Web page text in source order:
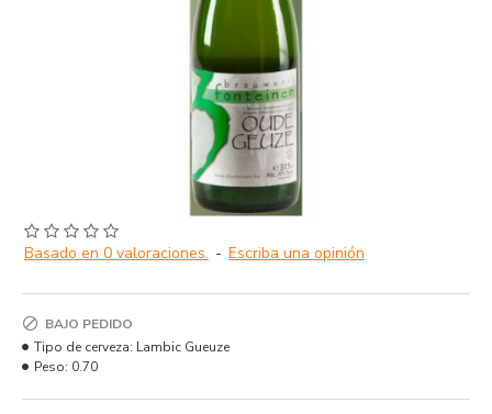
Basado en 0 valoraciones. - Escriba una opinión
BAJO PEDIDO
Tipo de cerveza: Lambic Gueuze
Peso: 0.70